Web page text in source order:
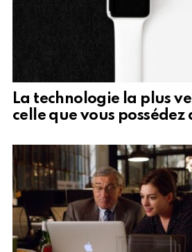
La technologie la plus
celle que vous possédez